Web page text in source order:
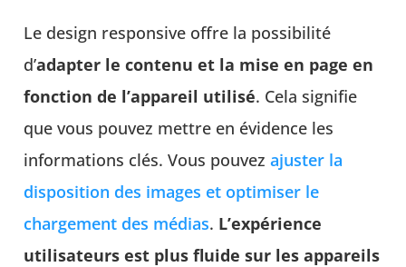
Le design responsive offre la possibilité
d’adapter le contenu et la mise en page en
fonction de l’appareil utilisé. Cela signifie
que vous pouvez mettre en évidence les
informations clés. Vous pouvezajuster la
disposition des images et optimiser le
chargement des médias. L’expérience
utilisateurs est plus fluide sur les appareils